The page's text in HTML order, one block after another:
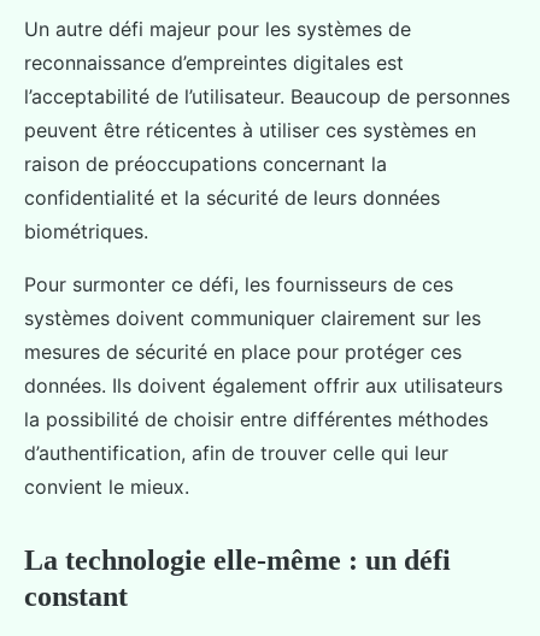
Un autre défi majeur pour les systèmes de
reconnaissance d’empreintes digitales est
l’acceptabilité de l’utilisateur. Beaucoup de personnes
peuvent être réticentes à utiliser ces systèmes en
raison de préoccupations concernant la
confidentialité et la sécurité de leurs données
biométriques.
Pour surmonter ce défi, les fournisseurs de ces
systèmes doivent communiquer clairement sur les
mesures de sécurité en place pour protéger ces
données. Ils doivent également offrir aux utilisateurs
la possibilité de choisir entre différentes méthodes
d’authentification, afin de trouver celle qui leur
convient le mieux.
La technologie elle-même : un défi
constant